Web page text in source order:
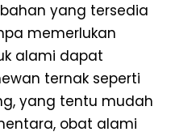
yang tersedia
memerlukan
alami dapat
ternak seperti
yang tentu mudah
obat alami